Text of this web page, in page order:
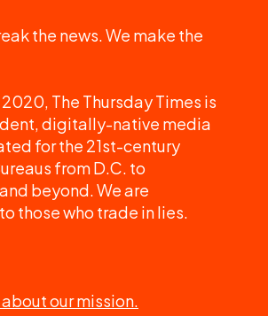
the news. We make the
The Thursday Times is
digitally-native media
for the 21st-century
from D.C. to
beyond. We are
those who trade in lies.
our mission.